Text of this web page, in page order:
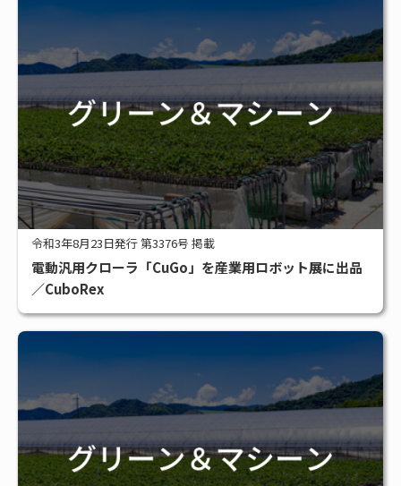
令和3年8月23日発行 第3376号 掲載
電動汎用クローラ「CuGo」を産業用ロボット展に出品
／CuboRex